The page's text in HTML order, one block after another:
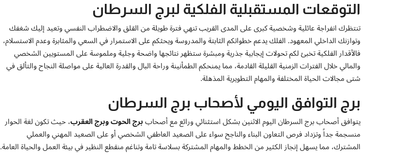
التوقعات المستقبلية الفلكية لبرج السرطان
تنتظرك انفراجة عائلية وشخصية كبرى على المدى القريب تنهي فترة طويلة من القلق والاضطراب النفسي وتعيد إليك شغفك
وتوازنك الداخلي المعهود. الفلك يدعم خطواتكم الثابتة والمدروسة ويحثكم على الاستمرار في السعي والمثابرة وعدم الاستسلام،
فالأقدار الفلكية تخبئ لكم تحولات إيجابية جذرية ومبشرة ستظهر نتائجها واضحة وجلية وملموسة على المستويين الشخصي
والمالي خلال الفترات الزمنية القليلة القادمة، مما يمنحكم الطمأنينة وراحة البال والقدرة العالية على مواصلة النجاح والتألق في
شتى مجالات الحياة المختلفة والمهام التطويرية المذهلة.
برج التوافق اليومي لأصحاب برج السرطان
يتوافق أصحاب برج السرطان اليوم الاثنين بشكل استثنائي ورائع مع أصحاببرج الحوت وبرج العقرب، حيث تكون لغة الحوار
منسجمة جداً وتزداد فرص التعاون البناء والناجح سواء على الصعيد العاطفي الشخصي أو على الصعيد المهني والعملي
المشترك، مما يسهل إنجاز الكثير من الخطط والمهام المشتركة بسلاسة تامة وتناغم منقطع النظير في بيئة العمل والحياة العامة.